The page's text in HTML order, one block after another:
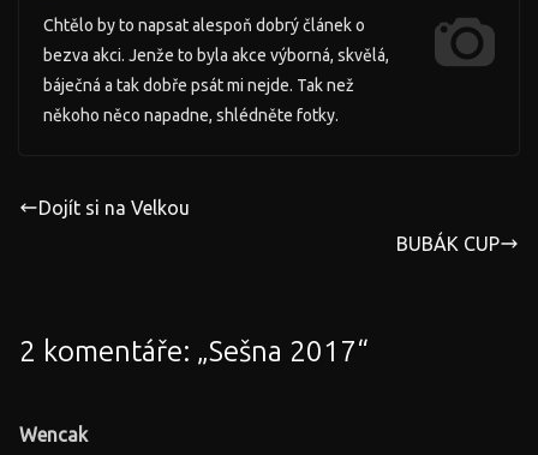
Chtělo by to napsat alespoň dobrý článek o
bezva akci. Jenže to byla akce výborná, skvělá,
báječná a tak dobře psát mi nejde. Tak než
někoho něco napadne, shlédněte fotky.
Dojít si na Velkou
BUBÁK CUP
2 komentáře: „Sešna 2017“
Wencak